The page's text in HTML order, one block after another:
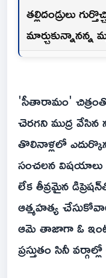
తల్లిదండ్రులు
మార్చుకున్నానన్న
'సీతారామం' చిత్రంతో
చెరగని ముద్ర
తొలినాళ్లలో
సంచలన విషయాలు
లేక తీవ్రమైన
ఆత్మహత్య
ఆమె తాజాగా ఓ
ప్రస్తుతం సినీ